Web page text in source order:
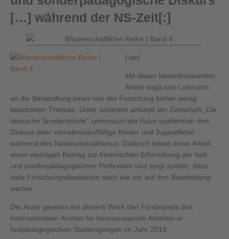
[…] während der NS-Zeit[:]
[:de]
Mit dieser beeindruckenden
Arbeit wagt sich Lohmann
an die Behandlung eines von der Forschung bisher wenig
beachteten Themas. Unter anderem anhand der Zeitschrift „Die
deutsche Sonderschule“ untersucht der Autor quellennah den
Diskurs über verhaltensauffällige Kinder und Jugendliche
während des Nationalsozialismus. Dadurch leistet diese Arbeit
einen wichtigen Beitrag zur historischen Erforschung der heil-
und sonderpädagogischen Profession und zeigt zudem, dass
viele Forschungsdesiderate nach wie vor auf ihre Bearbeitung
warten.
Der Autor gewann mit diesem Werk den Förderpreis des
Internationalen Archivs für herausragende Arbeiten in
heilpädagogischen Studiengängen im Jahr 2018.